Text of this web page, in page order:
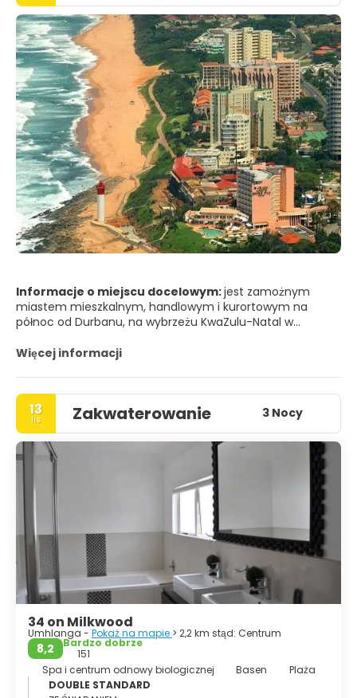
Informacje o miejscu docelowym:jest zamożnym
miastem mieszkalnym, handlowym i kurortowym na
północ od Durbanu, na wybrzeżu KwaZulu-Natal w
Gminy eThekwini, utworzonej w 2000 roku, która obejmuje
Umhlanga jest podobna do walijskiego "ll"), nazwa
oznacza "miejsce trzcin" w języku zulu. Graniczy z Durban
North na południu i Mt Edgecombe na zachodzie.
Więcej informacji
13
lis Zakwaterowanie 3 Nocy
34 on Milkwood
Umhlanga - Pokaż na mapie > 2,2 km stąd: Centrum
8,2
Bardzo dobrze
151
Spa i centrum odnowy biologicznej
Basen
Plaża
DOUBLE STANDARD